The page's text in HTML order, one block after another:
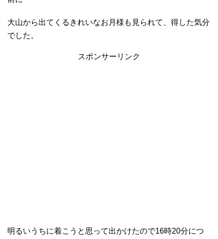
大山から出てくるきれいなお月様も見られて、得した気分
でした。
スポンサーリンク
明るいうちに着こうと思って出かけたので16時20分につ